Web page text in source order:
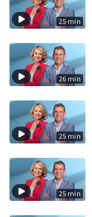
25 min
26 min
25 min
25 min